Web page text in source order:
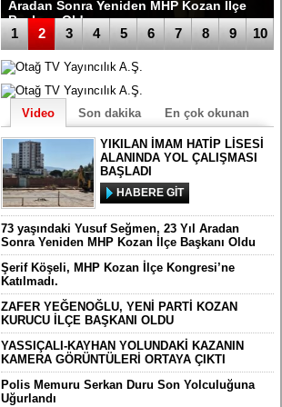
Aradan Sonra Yeniden MHP Kozan İlçe
Başkanı Oldu
1 2 3 4 5 6 7 8 9 10
Video Son dakika En çok okunan
YIKILAN İMAM HATİP LİSESİ
ALANINDA YOL ÇALIŞMASI
BAŞLADI
HABERE GİT
73 yaşındaki Yusuf Seğmen, 23 Yıl Aradan
Sonra Yeniden MHP Kozan İlçe Başkanı Oldu
Şerif Köşeli, MHP Kozan İlçe Kongresi’ne
Katılmadı.
ZAFER YEĞENOĞLU, YENİ PARTİ KOZAN
KURUCU İLÇE BAŞKANI OLDU
YASSIÇALI-KAYHAN YOLUNDAKİ KAZANIN
KAMERA GÖRÜNTÜLERİ ORTAYA ÇIKTI
Polis Memuru Serkan Duru Son Yolculuğuna
Uğurlandı